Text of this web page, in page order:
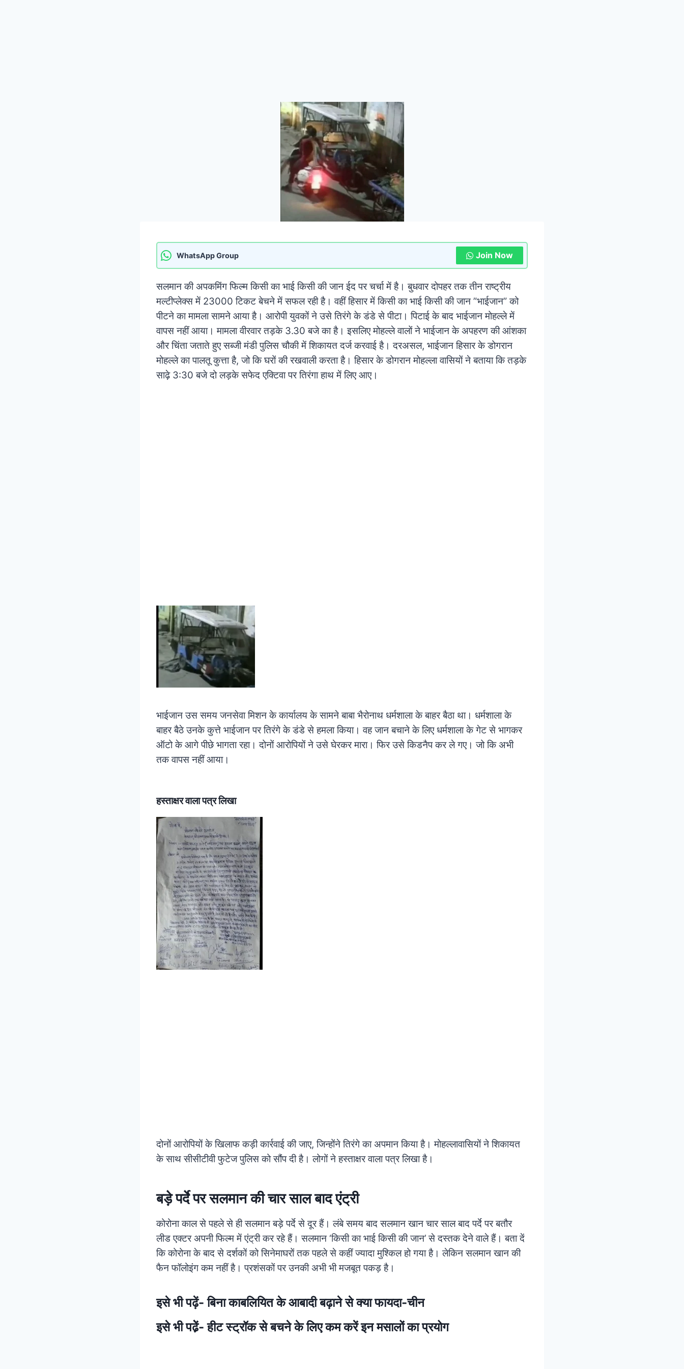
WhatsApp Group Join Now
सलमान की अपकमिंग फिल्म किसी का भाई किसी की जान ईद पर चर्चा में है। बुधवार दोपहर तक तीन राष्ट्रीय
मल्टीप्लेक्स में 23000 टिकट बेचने में सफल रही है। वहीं हिसार में किसी का भाई किसी की जान ”भाईजान” को
पीटने का मामला सामने आया है। आरोपी युवकों ने उसे तिरंगे के डंडे से पीटा। पिटाई के बाद भाईजान मोहल्ले में
वापस नहीं आया। मामला वीरवार तड़के 3.30 बजे का है। इसलिए मोहल्ले वालों ने भाईजान के अपहरण की आंशका
और चिंता जताते हुए सब्जी मंडी पुलिस चौकी में शिकायत दर्ज करवाई है।दरअसल, भाईजान हिसार के डोगरान
मोहल्ले का पालतू कुत्ता है, जो कि घरों की रखवाली करता है। हिसार के डोगरान मोहल्ला वासियों ने बताया कि तड़के
साढ़े 3:30 बजे दो लड़के सफेद एक्टिवा पर तिरंगा हाथ में लिए आए।
भाईजान उस समय जनसेवा मिशन के कार्यालय के सामने बाबा भैरोनाथ धर्मशाला के बाहर बैठा था। धर्मशाला के
बाहर बैठे उनके कुत्ते भाईजान पर तिरंगे के डंडे से हमला किया। वह जान बचाने के लिए धर्मशाला के गेट से भागकर
ऑटो के आगे पीछे भागता रहा। दोनों आरोपियों ने उसे घेरकर मारा। फिर उसे किडनैप कर ले गए। जो कि अभी
तक वापस नहीं आया।
हस्ताक्षर वाला पत्र लिखा
दोनों आरोपियों के खिलाफ कड़ी कार्रवाई की जाए, जिन्होंने तिरंगे का अपमान किया है। मोहल्लावासियों ने शिकायत
के साथ सीसीटीवी फुटेज पुलिस को सौंप दी है। लोगों ने हस्ताक्षर वाला पत्र लिखा है।
बड़े पर्दे पर सलमान की चार साल बाद एंट्री
कोरोना काल से पहले से ही सलमान बड़े पर्दे से दूर हैं। लंबे समय बाद सलमान खान चार साल बाद पर्दे पर बतौर
लीड एक्टर अपनी फिल्म में एंट्री कर रहे हैं। सलमान ‘किसी का भाई किसी की जान’ से दस्तक देने वाले हैं। बता दें
कि कोरोना के बाद से दर्शकों को सिनेमाघरों तक पहले से कहीं ज्यादा मुश्किल हो गया है। लेकिन सलमान खान की
फैन फॉलोइंग कम नहीं है। प्रशंसकों पर उनकी अभी भी मजबूत पकड़ है।
इसे भी पढ़ें-बिना काबलियित के आबादी बढ़ाने से क्या फायदा-चीन
इसे भी पढे़ें-हीट स्ट्रॉक से बचने के लिए कम करें इन मसालों का प्रयोग